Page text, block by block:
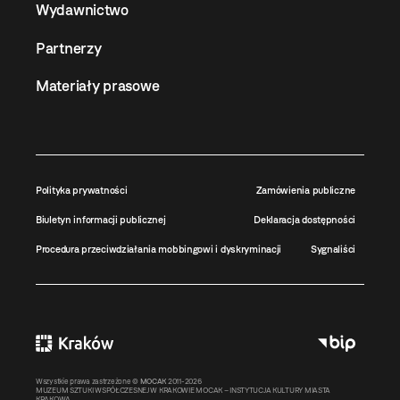
Wydawnictwo
Partnerzy
Materiały prasowe
Polityka prywatności Zamówienia publiczne
Biuletyn informacji publicznej Deklaracja dostępności
Procedura przeciwdziałania mobbingowi i dyskryminacji Sygnaliści
Wszystkie prawa zastrzeżone © MOCAK 2011-2026
MUZEUM SZTUKI WSPÓŁCZESNEJ W KRAKOWIE MOCAK – INSTYTUCJA KULTURY MIASTA